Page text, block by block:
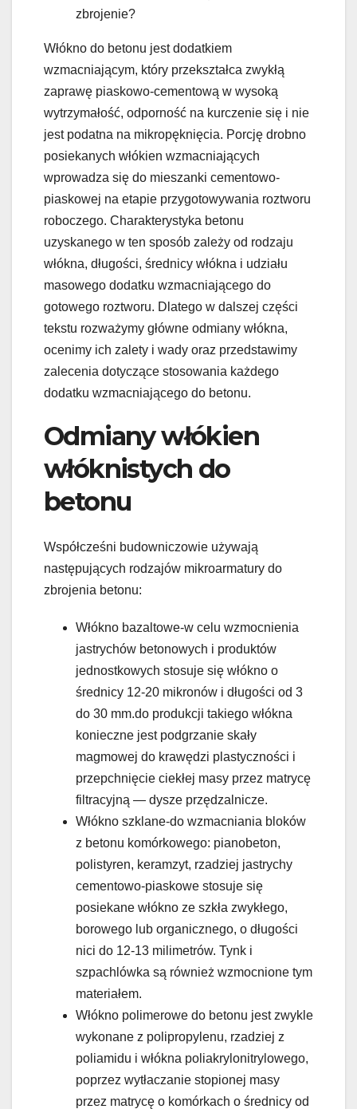
zbrojenie?
Włókno do betonu jest dodatkiem
wzmacniającym, który przekształca zwykłą
zaprawę piaskowo-cementową w wysoką
wytrzymałość, odporność na kurczenie się i nie
jest podatna na mikropęknięcia. Porcję drobno
posiekanych włókien wzmacniających
wprowadza się do mieszanki cementowo-
piaskowej na etapie przygotowywania roztworu
roboczego. Charakterystyka betonu
uzyskanego w ten sposób zależy od rodzaju
włókna, długości, średnicy włókna i udziału
masowego dodatku wzmacniającego do
gotowego roztworu. Dlatego w dalszej części
tekstu rozważymy główne odmiany włókna,
ocenimy ich zalety i wady oraz przedstawimy
zalecenia dotyczące stosowania każdego
dodatku wzmacniającego do betonu.
Odmiany włókien
włóknistych do
betonu
Współcześni budowniczowie używają
następujących rodzajów mikroarmatury do
zbrojenia betonu:
Włókno bazaltowe-w celu wzmocnienia
jastrychów betonowych i produktów
jednostkowych stosuje się włókno o
średnicy 12-20 mikronów i długości od 3
do 30 mm.do produkcji takiego włókna
konieczne jest podgrzanie skały
magmowej do krawędzi plastyczności i
przepchnięcie ciekłej masy przez matrycę
filtracyjną — dysze przędzalnicze.
Włókno szklane-do wzmacniania bloków
z betonu komórkowego: pianobeton,
polistyren, keramzyt, rzadziej jastrychy
cementowo-piaskowe stosuje się
posiekane włókno ze szkła zwykłego,
borowego lub organicznego, o długości
nici do 12-13 milimetrów. Tynk i
szpachlówka są również wzmocnione tym
materiałem.
Włókno polimerowe do betonu jest zwykle
wykonane z polipropylenu, rzadziej z
poliamidu i włókna poliakrylonitrylowego,
poprzez wytłaczanie stopionej masy
przez matrycę o komórkach o średnicy od